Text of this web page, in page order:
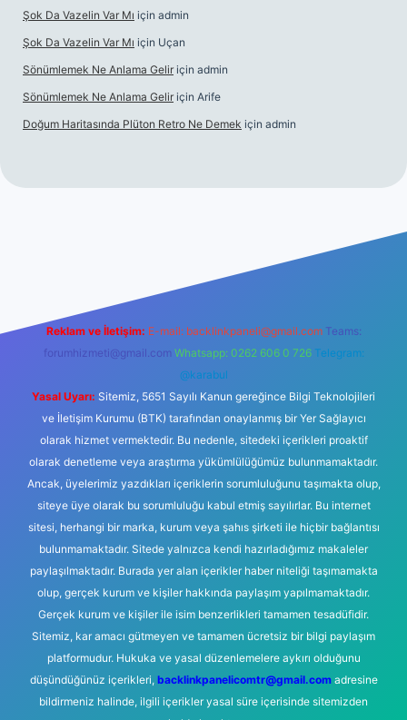
Şok Da Vazelin Var Mı için admin
Şok Da Vazelin Var Mı için Uçan
Sönümlemek Ne Anlama Gelir için admin
Sönümlemek Ne Anlama Gelir için Arife
Doğum Haritasında Plüton Retro Ne Demek için admin
Reklam ve İletişim: E-mail: backlinkpaneli@gmail.com Teams:
forumhizmeti@gmail.com Whatsapp: 0262 606 0 726 Telegram:
@karabul
Yasal Uyarı: Sitemiz, 5651 Sayılı Kanun gereğince Bilgi Teknolojileri
ve İletişim Kurumu (BTK) tarafından onaylanmış bir Yer Sağlayıcı
olarak hizmet vermektedir. Bu nedenle, sitedeki içerikleri proaktif
olarak denetleme veya araştırma yükümlülüğümüz bulunmamaktadır.
Ancak, üyelerimiz yazdıkları içeriklerin sorumluluğunu taşımakta olup,
siteye üye olarak bu sorumluluğu kabul etmiş sayılırlar. Bu internet
sitesi, herhangi bir marka, kurum veya şahıs şirketi ile hiçbir bağlantısı
bulunmamaktadır. Sitede yalnızca kendi hazırladığımız makaleler
paylaşılmaktadır. Burada yer alan içerikler haber niteliği taşımamakta
olup, gerçek kurum ve kişiler hakkında paylaşım yapılmamaktadır.
Gerçek kurum ve kişiler ile isim benzerlikleri tamamen tesadüfidir.
Sitemiz, kar amacı gütmeyen ve tamamen ücretsiz bir bilgi paylaşım
platformudur. Hukuka ve yasal düzenlemelere aykırı olduğunu
düşündüğünüz içerikleri, backlinkpanelicomtr@gmail.comadresine
bildirmeniz halinde, ilgili içerikler yasal süre içerisinde sitemizden